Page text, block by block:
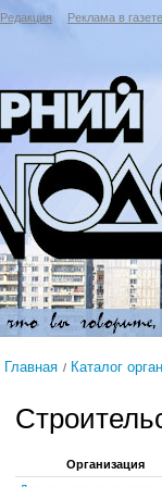
Редакция Реклама в газете
Главная Каталог
Организация